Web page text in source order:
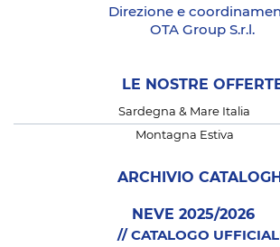
Direzione e
OTA Group S.r.l.
LE NOSTRE
Sardegna & Mare Italia
Montagna Estiva
ARCHIVIO CATALOGHI
NEVE 2025/2026
// CATALOGO